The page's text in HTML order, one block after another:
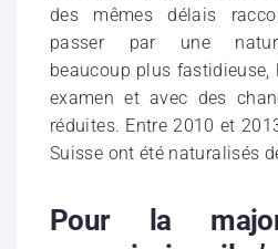
des mêmes délais
passer par une
beaucoup plus
examen et avec des
réduites. Entre 2010 et
Suisse ont été naturalisés
Pour la